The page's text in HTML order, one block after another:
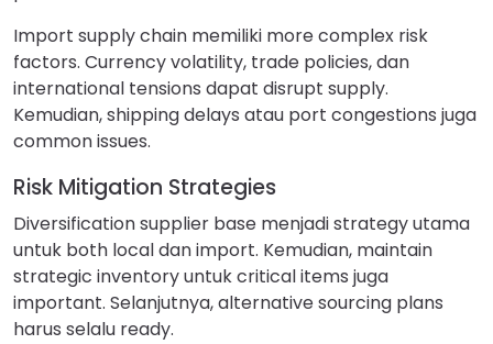
Import supply chain memiliki more complex risk
factors. Currency volatility, trade policies, dan
international tensions dapat disrupt supply.
Kemudian, shipping delays atau port congestions juga
common issues.
Risk Mitigation Strategies
Diversification supplier base menjadi strategy utama
untuk both local dan import. Kemudian, maintain
strategic inventory untuk critical items juga
important. Selanjutnya, alternative sourcing plans
harus selalu ready.